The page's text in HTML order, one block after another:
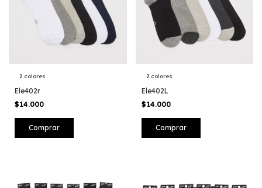
2 colores
Ele402r
$14.000
Comprar
2 colores
Ele402L
$14.000
Comprar